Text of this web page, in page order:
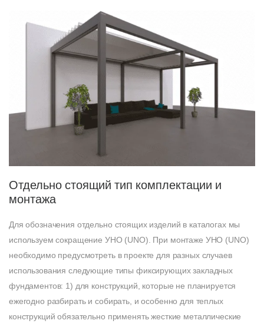
Отдельно стоящий тип комплектации и
монтажа
Для обозначения отдельно стоящих изделий в каталогах мы
используем сокращение УНО (UNO). При монтаже УНО (UNO)
необходимо предусмотреть в проекте для разных случаев
использования следующие типы фиксирующих закладных
фундаментов: 1) для конструкций, которые не планируется
ежегодно разбирать и собирать, и особенно для теплых
конструкций обязательно применять жесткие металлические